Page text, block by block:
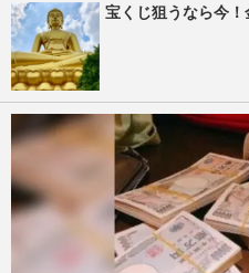
宝くじ狙うなら今